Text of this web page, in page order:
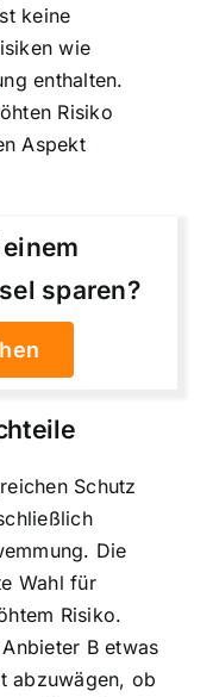
keine
wie
enthalten.
Risiko
Aspekt
sparen?
Schutz
Die
Wahl für
Risiko.
B etwas
abzuwägen, ob